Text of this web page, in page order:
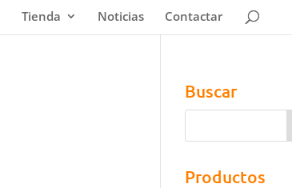
Tienda Noticias Contactar
Buscar
Productos